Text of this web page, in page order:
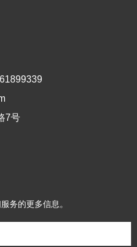
7号
务的更多信息。